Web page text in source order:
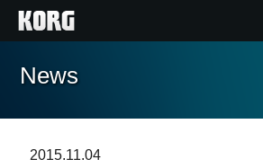
Home
News
2015.11.04